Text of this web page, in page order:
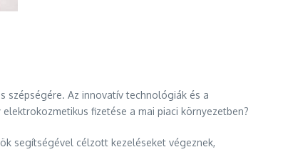
szépségére. Az innovatív technológiák és a
fizetése a mai piaci környezetben?
segítségével célzott kezeléseket végeznek,